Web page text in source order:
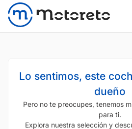
Lo sentimos, este
dueño
Pero no te preocupes, tenemos
para ti.
Explora nuestra selección y